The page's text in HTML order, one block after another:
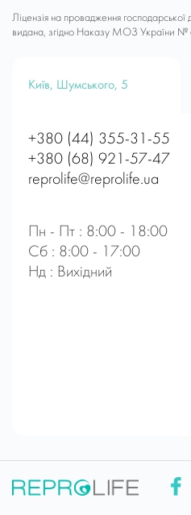
Ліцензія на провадження господарської
видана, згідно Наказу МОЗ України №
Київ, Шумського, 5
+380 (44) 355-31-55
+380 (68) 921-57-47
reprolife@reprolife.ua
Пн - Пт : 8:00 - 18:00
Сб : 8:00 - 17:00
Нд : Вихідний